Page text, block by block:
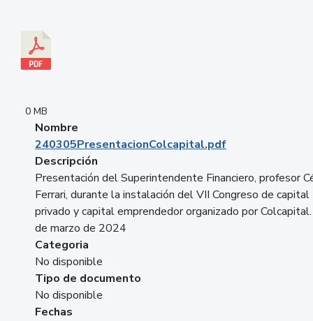
0 MB
Nombre
240305PresentacionColcapital.pdf
Descripción
Presentación del Superintendente Financiero, profesor
Ferrari, durante la instalación del VII Congreso de capital
privado y capital emprendedor organizado por
de marzo de 2024
Categoria
No disponible
Tipo de documento
No disponible
Fechas